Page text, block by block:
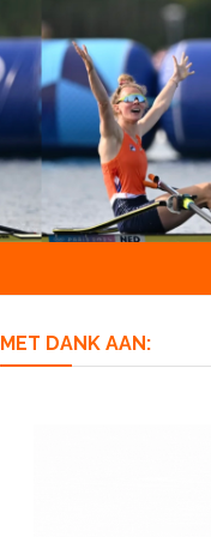
MET DANK AAN: